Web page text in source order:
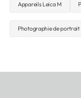
Appareils Leica M
Photographie de portrait